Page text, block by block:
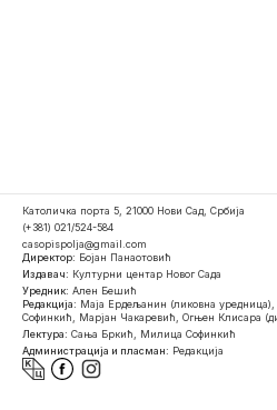
Католичка порта 5, 21000 Нови Сад, Србија
(+381) 021/524-584
casopispolja@gmail.com
Директор: Бојан Панаотовић
Издавач: Културни центар Новог Сада
Уредник: Ален Бешић
Редакција: Маја Ердељанин (ликовна
Софинкић, Марјан Чакаревић, Огњен Клисара
Лектура: Сања Бркић, Милица Софинкић
Администрација и пласман: Редакција